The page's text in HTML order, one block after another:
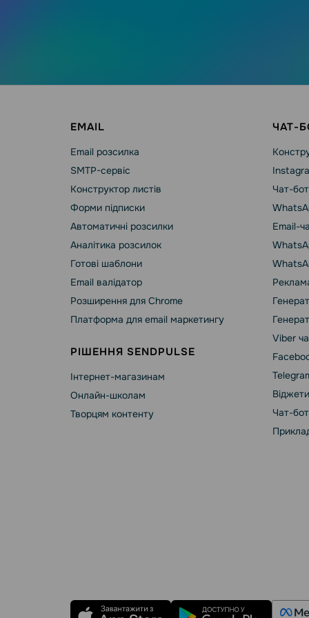
EMAIL
Email розсилка
SMTP-сервіс
Конструктор листів
Форми підписки
Автоматичні розсилки
Аналітика розсилок
Готові шаблони
Email валідатор
Розширення для Chrome
Платформа для email маркетингу
РІШЕННЯ SENDPULSE
Інтернет-магазинам
Онлайн-школам
Творцям контенту
ЧАТ-
Чат-
Email-
Viber
Чат-